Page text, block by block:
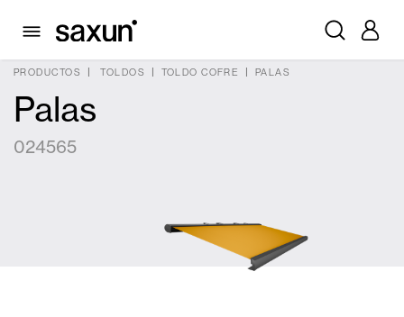
PRODUCTOS TOLDOS TOLDO COFRE PALAS
Palas
024565